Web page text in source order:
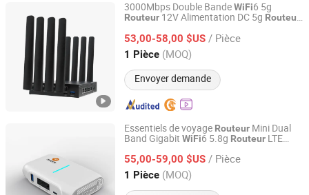
3000Mbps Double BandeWiFi6 5g
Routeur 12V Alimentation DC 5g Routeur
53,00-58,00 $US / Pièce
1 Pièce (MOQ)
Envoyer demande
Shenzhen Huasifei Technology Co., Ltd.
Guangdong, China Depuis 2023
Essentiels de voyage Routeur Mini Dual
Band Gigabit WiFi6 5.8g Routeur LTE
Portable
55,00-59,00 $US / Pièce
1 Pièce (MOQ)
Shenzhen Huasifei Technology Co., Ltd.
Guangdong, China Depuis 2023